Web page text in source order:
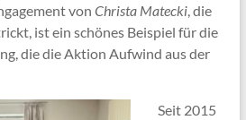
von Christa Matecki, die
ist ein schönes Beispiel für die
die die Aktion Aufwind aus der
Seit 2015